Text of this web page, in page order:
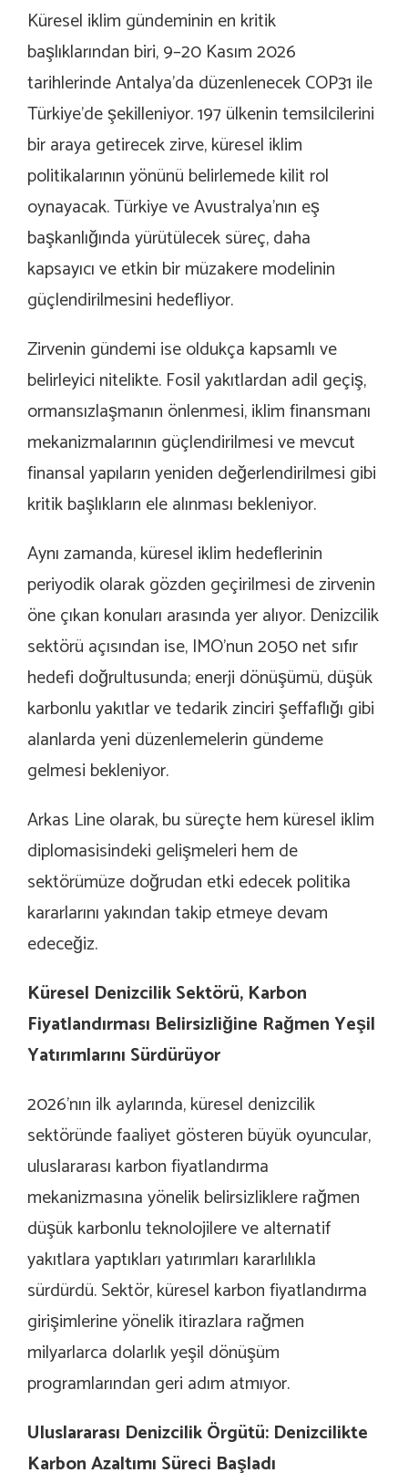
Küresel iklim gündeminin en kritik
başlıklarından biri, 9–20 Kasım 2026
tarihlerinde Antalya’da düzenlenecek COP31 ile
Türkiye’de şekilleniyor. 197 ülkenin temsilcilerini
bir araya getirecek zirve, küresel iklim
politikalarının yönünü belirlemede kilit rol
oynayacak. Türkiye ve Avustralya’nın eş
başkanlığında yürütülecek süreç, daha
kapsayıcı ve etkin bir müzakere modelinin
güçlendirilmesini hedefliyor.
Zirvenin gündemi ise oldukça kapsamlı ve
belirleyici nitelikte. Fosil yakıtlardan adil geçiş,
ormansızlaşmanın önlenmesi, iklim finansmanı
mekanizmalarının güçlendirilmesi ve mevcut
finansal yapıların yeniden değerlendirilmesi gibi
kritik başlıkların ele alınması bekleniyor.
Aynı zamanda, küresel iklim hedeflerinin
periyodik olarak gözden geçirilmesi de zirvenin
öne çıkan konuları arasında yer alıyor. Denizcilik
sektörü açısından ise, IMO’nun 2050 net sıfır
hedefi doğrultusunda; enerji dönüşümü, düşük
karbonlu yakıtlar ve tedarik zinciri şeffaflığı gibi
alanlarda yeni düzenlemelerin gündeme
gelmesi bekleniyor.
Arkas Line olarak, bu süreçte hem küresel iklim
diplomasisindeki gelişmeleri hem de
sektörümüze doğrudan etki edecek politika
kararlarını yakından takip etmeye devam
edeceğiz.
Küresel Denizcilik Sektörü, Karbon
Fiyatlandırması Belirsizliğine Rağmen Yeşil
Yatırımlarını Sürdürüyor
2026’nın ilk aylarında, küresel denizcilik
sektöründe faaliyet gösteren büyük oyuncular,
uluslararası karbon fiyatlandırma
mekanizmasına yönelik belirsizliklere rağmen
düşük karbonlu teknolojilere ve alternatif
yakıtlara yaptıkları yatırımları kararlılıkla
sürdürdü. Sektör, küresel karbon fiyatlandırma
girişimlerine yönelik itirazlara rağmen
milyarlarca dolarlık yeşil dönüşüm
programlarından geri adım atmıyor.
Uluslararası Denizcilik Örgütü: Denizcilikte
Karbon Azaltımı Süreci Başladı